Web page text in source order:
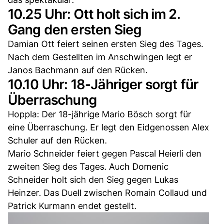
10.25 Uhr: Ott holt sich im 2.
Gang den ersten Sieg
Damian Ott feiert seinen ersten Sieg des Tages.
Nach dem Gestellten im Anschwingen legt er
Janos Bachmann auf den Rücken.
10.10 Uhr: 18-Jähriger sorgt für
Überraschung
Hoppla: Der 18-jährige Mario Bösch sorgt für
eine Überraschung. Er legt den Eidgenossen Alex
Schuler auf den Rücken.
Mario Schneider feiert gegen Pascal Heierli den
zweiten Sieg des Tages. Auch Domenic
Schneider holt sich den Sieg gegen Lukas
Heinzer. Das Duell zwischen Romain Collaud und
Patrick Kurmann endet gestellt.